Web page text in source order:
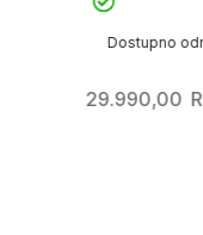
Dostupno odmah
29.990,00 RSD